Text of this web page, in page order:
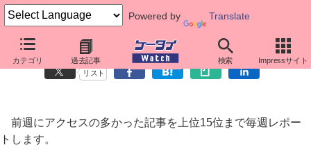
Powered by Translate
カテゴリ 過去記事 検索 Impressサイト
先週のニュースアクセス
リスト
前週にアクセスの多かった記事を上位15位まで毎週レポー
トします。